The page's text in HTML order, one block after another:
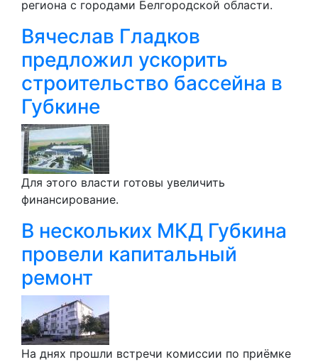
региона с городами Белгородской области.
Вячеслав Гладков
предложил ускорить
строительство бассейна в
Губкине
Для этого власти готовы увеличить
финансирование.
В нескольких МКД Губкина
провели капитальный
ремонт
На днях прошли встречи комиссии по приёмке